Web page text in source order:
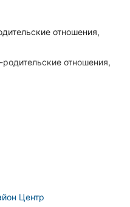
отношения,
отношения,
Центр